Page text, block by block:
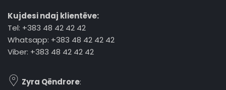
Kujdesi ndaj klientëve:
Tel: +383 48 42 42 42
Whatsapp: +383 48 42 42 42
Viber: +383 48 42 42 42
Zyra Qëndrore: